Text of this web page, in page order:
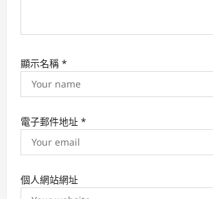
顯示名稱 *
電子郵件地址 *
個人網站網址